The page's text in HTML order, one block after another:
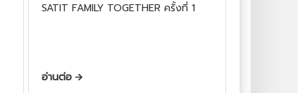
SATIT FAMILY TOGETHER ครั้งที่ 1
อ่านต่อ